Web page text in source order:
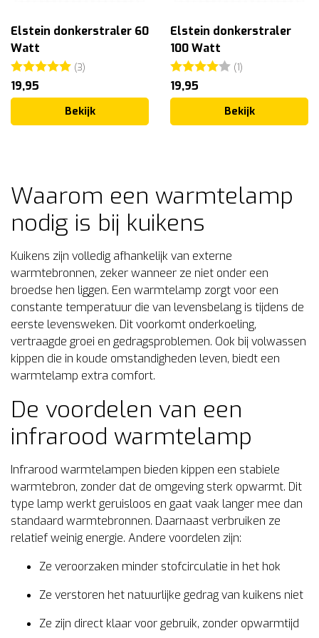
Elstein donkerstraler 60
Watt
Beoordeling:(3)
19,95
Bekijk
Elstein donkerstraler
100 Watt
Beoordeling:(1)
19,95
Bekijk
Waarom een warmtelamp
nodig is bij kuikens
Kuikens zijn volledig afhankelijk van externe
warmtebronnen, zeker wanneer ze niet onder een
broedse hen liggen. Een warmtelamp zorgt voor een
constante temperatuur die van levensbelang is tijdens de
eerste levensweken. Dit voorkomt onderkoeling,
vertraagde groei en gedragsproblemen. Ook bij volwassen
kippen die in koude omstandigheden leven, biedt een
warmtelamp extra comfort.
De voordelen van een
infrarood warmtelamp
Infrarood warmtelampen bieden kippen een stabiele
warmtebron, zonder dat de omgeving sterk opwarmt. Dit
type lamp werkt geruisloos en gaat vaak langer mee dan
standaard warmtebronnen. Daarnaast verbruiken ze
relatief weinig energie. Andere voordelen zijn:
Ze veroorzaken minder stofcirculatie in het hok
Ze verstoren het natuurlijke gedrag van kuikens niet
Ze zijn direct klaar voor gebruik, zonder opwarmtijd